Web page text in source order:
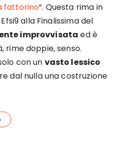
fattorino“. Questa rima in
alla Finalissima del
improvvisata ed è
doppie, senso.
con un vasto lessico
dal nulla una costruzione